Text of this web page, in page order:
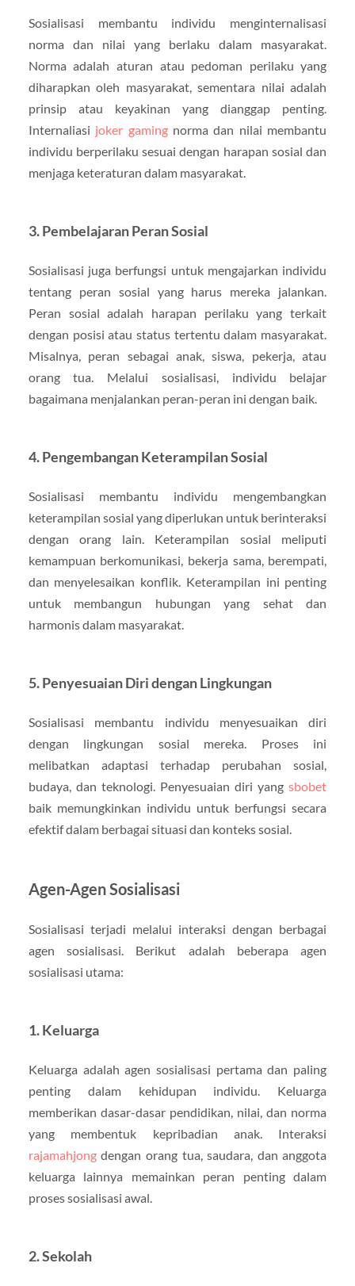
Sosialisasi membantu individu menginternalisasi
norma dan nilai yang berlaku dalam masyarakat.
Norma adalah aturan atau pedoman perilaku yang
diharapkan oleh masyarakat, sementara nilai adalah
prinsip atau keyakinan yang dianggap penting.
Internaliasi joker gamingnorma dan nilai membantu
individu berperilaku sesuai dengan harapan sosial dan
menjaga keteraturan dalam masyarakat.
3. Pembelajaran Peran Sosial
Sosialisasi juga berfungsi untuk mengajarkan individu
tentang peran sosial yang harus mereka jalankan.
Peran sosial adalah harapan perilaku yang terkait
dengan posisi atau status tertentu dalam masyarakat.
Misalnya, peran sebagai anak, siswa, pekerja, atau
orang tua. Melalui sosialisasi, individu belajar
bagaimana menjalankan peran-peran ini dengan baik.
4. Pengembangan Keterampilan Sosial
Sosialisasi membantu individu mengembangkan
keterampilan sosial yang diperlukan untuk berinteraksi
dengan orang lain. Keterampilan sosial meliputi
kemampuan berkomunikasi, bekerja sama, berempati,
dan menyelesaikan konflik. Keterampilan ini penting
untuk membangun hubungan yang sehat dan
harmonis dalam masyarakat.
5. Penyesuaian Diri dengan Lingkungan
Sosialisasi membantu individu menyesuaikan diri
dengan lingkungan sosial mereka. Proses ini
melibatkan adaptasi terhadap perubahan sosial,
budaya, dan teknologi. Penyesuaian diri yangsbobet
baik memungkinkan individu untuk berfungsi secara
efektif dalam berbagai situasi dan konteks sosial.
Agen-Agen Sosialisasi
Sosialisasi terjadi melalui interaksi dengan berbagai
agen sosialisasi. Berikut adalah beberapa agen
sosialisasi utama:
1. Keluarga
Keluarga adalah agen sosialisasi pertama dan paling
penting dalam kehidupan individu. Keluarga
memberikan dasar-dasar pendidikan, nilai, dan norma
yang membentuk kepribadian anak. Interaksi
rajamahjongdengan orang tua, saudara, dan anggota
keluarga lainnya memainkan peran penting dalam
proses sosialisasi awal.
2. Sekolah